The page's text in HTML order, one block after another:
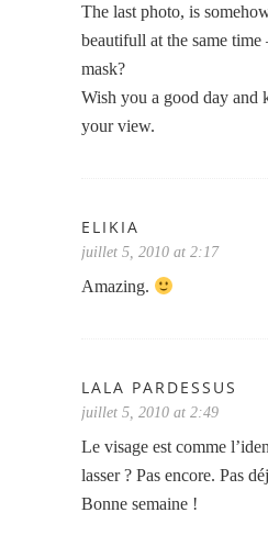
The last photo, is
beautifull at the same time
mask?
Wish you a good day and
your view.
ELIKIA
juillet 5, 2010 at 2:17
Amazing.
LALA PARDESSUS
juillet 5, 2010 at 2:49
Le visage est comme
lasser ? Pas encore. Pas
Bonne semaine !